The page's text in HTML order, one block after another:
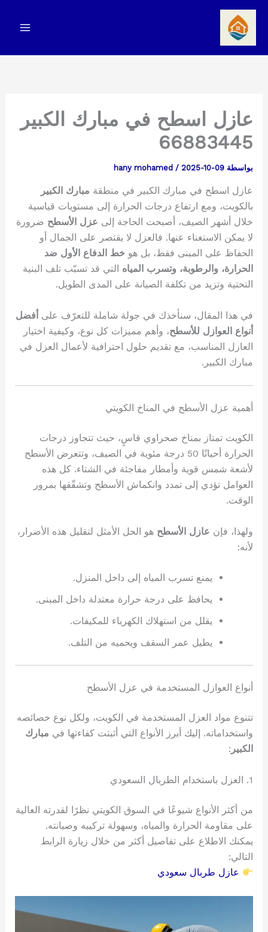
تخطي
المحتوى
عازل اسطح في مبارك الكبير
66883445
بواسطة hany mohamed/2025-10-09
عازل اسطح في مبارك الكبير في منطقة مبارك الكبير
بالكويت، ومع ارتفاع درجات الحرارة إلى مستويات قياسية
خلال أشهر الصيف، أصبحت الحاجة إلى عزل الأسطح ضرورة
لا يمكن الاستغناء عنها. فالعزل لا يقتصر على الجمال أو
الحفاظ على المبنى فقط، بل هو خط الدفاع الأول ضد
الحرارة، والرطوبة، وتسرب المياه التي قد تسبّب تلف البنية
التحتية وتزيد من تكلفة الصيانة على المدى الطويل.
في هذا المقال، سنأخذك في جولة شاملة للتعرّف على أفضل
أنواع العوازل للأسطح، وأهم مميزات كل نوع، وكيفية اختيار
العازل المناسب، مع تقديم حلول احترافية لأعمال العزل في
مبارك الكبير.
أهمية عزل الأسطح في المناخ الكويتي
الكويت تمتاز بمناخ صحراوي قاسٍ، حيث تتجاوز درجات
الحرارة أحيانًا 50 درجة مئوية في الصيف، وتتعرض الأسطح
لأشعة شمس قوية وأمطار مفاجئة في الشتاء. كل هذه
العوامل تؤدي إلى تمدد وانكماش الأسطح وتشقّقها بمرور
الوقت.
ولهذا، فإن عازل الأسطح هو الحل الأمثل لتقليل هذه الأضرار،
لأنه:
يمنع تسرب المياه إلى داخل المنزل.
يحافظ على درجة حرارة معتدلة داخل المبنى.
يقلل من استهلاك الكهرباء للمكيفات.
يطيل عمر السقف ويحميه من التلف.
أنواع العوازل المستخدمة في عزل الأسطح
تتنوع مواد العزل المستخدمة في الكويت، ولكل نوع خصائصه
واستخداماته. إليك أبرز الأنواع التي أثبتت كفاءتها في مبارك
الكبير :
1. العزل باستخدام الطربال السعودي
من أكثر الأنواع شيوعًا في السوق الكويتي نظرًا لقدرته العالية
على مقاومة الحرارة والمياه، وسهولة تركيبه وصيانته.
يمكنك الاطلاع على تفاصيل أكثر من خلال زيارة الرابط
التالي:
عازل طربال سعودي